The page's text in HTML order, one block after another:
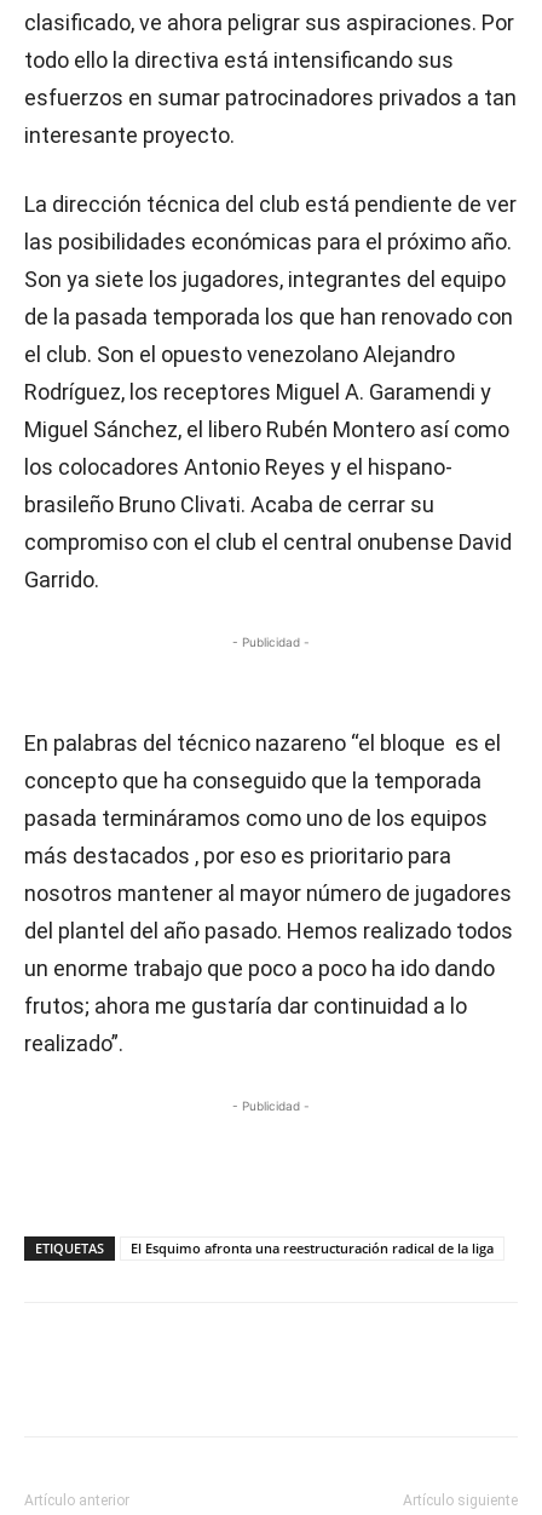
clasificado, ve ahora peligrar sus aspiraciones. Por
todo ello la directiva está intensificando sus
esfuerzos en sumar patrocinadores privados a tan
interesante proyecto.
La dirección técnica del club está pendiente de ver
las posibilidades económicas para el próximo año.
Son ya siete los jugadores, integrantes del equipo
de la pasada temporada los que han renovado con
el club. Son el opuesto venezolano Alejandro
Rodríguez, los receptores Miguel A. Garamendi y
Miguel Sánchez, el libero Rubén Montero así como
los colocadores Antonio Reyes y el hispano-
brasileño Bruno Clivati. Acaba de cerrar su
compromiso con el club el central onubense David
Garrido.
- Publicidad -
En palabras del técnico nazareno “el bloque es el
concepto que ha conseguido que la temporada
pasada termináramos como uno de los equipos
más destacados , por eso es prioritario para
nosotros mantener al mayor número de jugadores
del plantel del año pasado. Hemos realizado todos
un enorme trabajo que poco a poco ha ido dando
frutos; ahora me gustaría dar continuidad a lo
realizado”.
- Publicidad -
ETIQUETAS El Esquimo afronta una reestructuración radical de la liga
Artículo anterior Artículo siguiente